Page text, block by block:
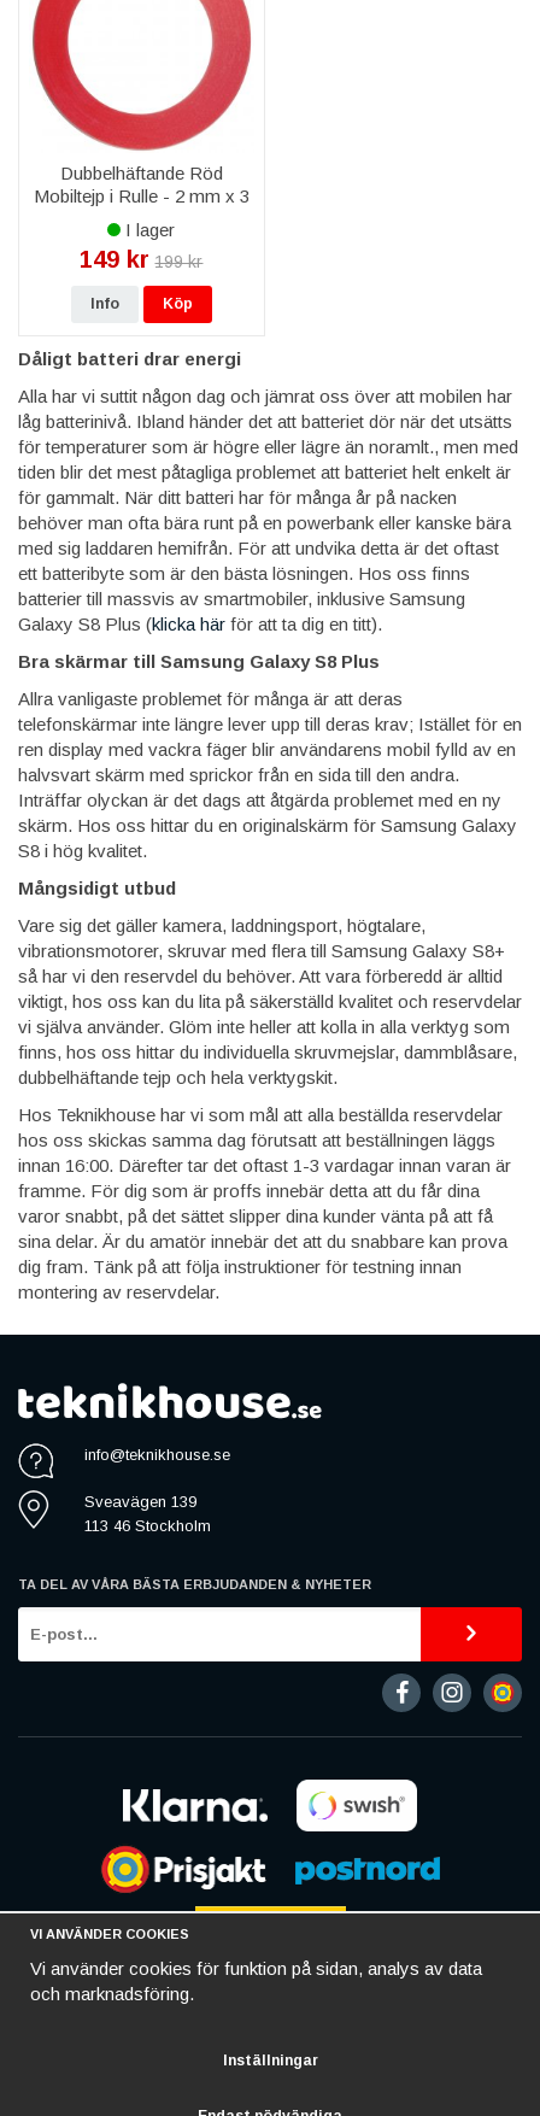
Dubbelhäftande Röd
Mobiltejp i Rulle - 2 mm x 3
M
I lager
149 kr 199 kr
Info Köp
Dåligt batteri drar energi
Alla har vi suttit någon dag och jämrat oss över att mobilen har
låg batterinivå. Ibland händer det att batteriet dör när det utsätts
för temperaturer som är högre eller lägre än noramlt., men med
tiden blir det mest påtagliga problemet att batteriet helt enkelt är
för gammalt. När ditt batteri har för många år på nacken
behöver man ofta bära runt på en powerbank eller kanske bära
med sig laddaren hemifrån. För att undvika detta är det oftast
ett batteribyte som är den bästa lösningen. Hos oss finns
batterier till massvis av smartmobiler, inklusive Samsung
Galaxy S8 Plus (klicka här för att ta dig en titt).
Bra skärmar till Samsung Galaxy S8 Plus
Allra vanligaste problemet för många är att deras
telefonskärmar inte längre lever upp till deras krav; Istället för en
ren display med vackra fäger blir användarens mobil fylld av en
halvsvart skärm med sprickor från en sida till den andra.
Inträffar olyckan är det dags att åtgärda problemet med en ny
skärm. Hos oss hittar du en originalskärm för Samsung Galaxy
S8 i hög kvalitet.
Mångsidigt utbud
Vare sig det gäller kamera, laddningsport, högtalare,
vibrationsmotorer, skruvar med flera till Samsung Galaxy S8+
så har vi den reservdel du behöver. Att vara förberedd är alltid
viktigt, hos oss kan du lita på säkerställd kvalitet och reservdelar
vi själva använder. Glöm inte heller att kolla in alla verktyg som
finns, hos oss hittar du individuella skruvmejslar, dammblåsare,
dubbelhäftande tejp och hela verktygskit.
Hos Teknikhouse har vi som mål att alla beställda reservdelar
hos oss skickas samma dag förutsatt att beställningen läggs
innan 16:00. Därefter tar det oftast 1-3 vardagar innan varan är
framme. För dig som är proffs innebär detta att du får dina
varor snabbt, på det sättet slipper dina kunder vänta på att få
sina delar. Är du amatör innebär det att du snabbare kan prova
dig fram. Tänk på att följa instruktioner för testning innan
montering av reservdelar.
info@teknikhouse.se
Sveavägen 139
113 46 Stockholm
TA DEL AV VÅRA BÄSTA ERBJUDANDEN & NYHETER
VI ANVÄNDER COOKIES
Vi använder cookies för funktion på sidan, analys av data
och marknadsföring.
Inställningar